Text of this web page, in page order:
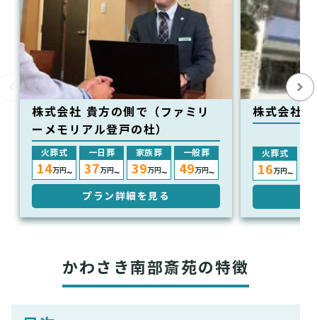
株式会社 貴方の側で（ファミリ
ーメモリアル登戸の杜）
火葬式
14万円〜
一日葬
37万円〜
家族葬
39万円〜
一般葬
49万円〜
プラン詳細を見る
株式会社
火葬式
16万円〜
かわさき南部斎苑の特徴